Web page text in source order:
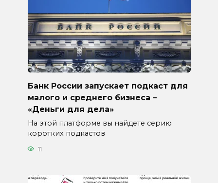
Банк России запускает подкаст для
малого и среднего бизнеса –
«Деньги для дела»
На этой платформе вы найдете серию
коротких подкастов
11